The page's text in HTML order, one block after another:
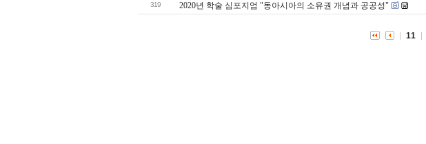
319 2020년 학술 심포지엄 "동아시아의 소유권 개념과 공공성"
11